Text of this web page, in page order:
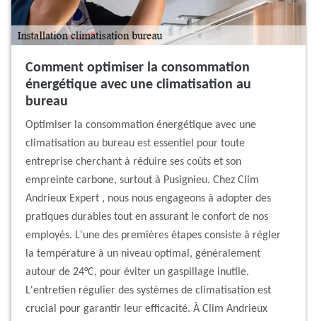
Comment optimiser la consommation
énergétique avec une climatisation au
bureau
Optimiser la consommation énergétique avec une
climatisation au bureau est essentiel pour toute
entreprise cherchant à réduire ses coûts et son
empreinte carbone, surtout à Pusignieu. Chez Clim
Andrieux Expert , nous nous engageons à adopter des
pratiques durables tout en assurant le confort de nos
employés. L'une des premières étapes consiste à régler
la température à un niveau optimal, généralement
autour de 24°C, pour éviter un gaspillage inutile.
L'entretien régulier des systèmes de climatisation est
crucial pour garantir leur efficacité. À Clim Andrieux